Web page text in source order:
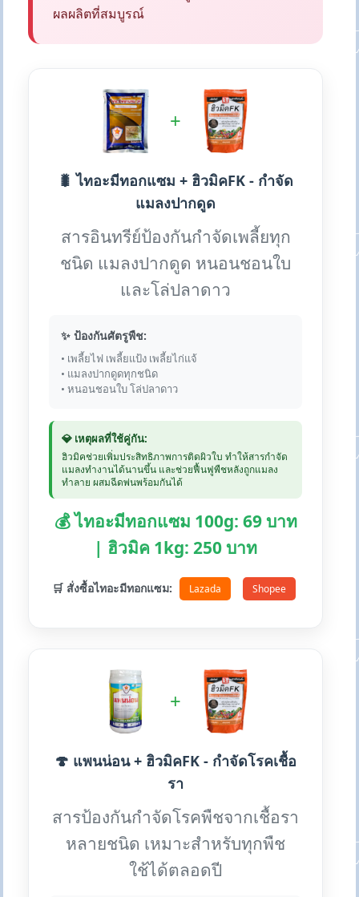
ผลผลิตที่สมบูรณ์
+
🐛 ไทอะมีทอกแซม + ฮิวมิคFK - กำจัด
แมลงปากดูด
สารอินทรีย์ป้องกันกำจัดเพลี้ยทุก
ชนิด แมลงปากดูด หนอนชอนใบ
และโล่ปลาดาว
✨ ป้องกันศัตรูพืช:
• เพลี้ยไฟ เพลี้ยแป้ง เพลี้ยไก่แจ้
• แมลงปากดูดทุกชนิด
• หนอนชอนใบ โล่ปลาดาว
💎 เหตุผลที่ใช้คู่กัน:
ฮิวมิคช่วยเพิ่มประสิทธิภาพการติดผิวใบ ทำให้สารกำจัด
แมลงทำงานได้นานขึ้น และช่วยฟื้นฟูพืชหลังถูกแมลง
ทำลาย ผสมฉีดพ่นพร้อมกันได้
💰 ไทอะมีทอกแซม 100g: 69 บาท
| ฮิวมิค 1kg: 250 บาท
🛒 สั่งซื้อไทอะมีทอกแซม: Lazada Shopee
+
🍄 แพนน่อน + ฮิวมิคFK - กำจัดโรคเชื้อ
รา
สารป้องกันกำจัดโรคพืชจากเชื้อรา
หลายชนิด เหมาะสำหรับทุกพืช
ใช้ได้ตลอดปี